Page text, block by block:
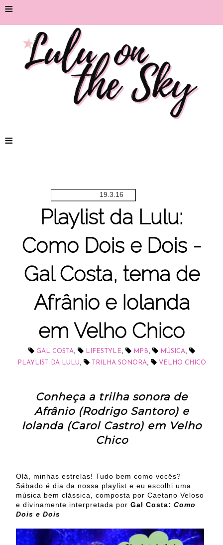
≡
≡
19.3.16
Playlist da Lulu:
Como Dois e Dois -
Gal Costa, tema de
Afrânio e Iolanda
em Velho Chico
GAL COSTA, LIFESTYLE, MPB, MÚSICA,
PLAYLIST DA LULU, TRILHA SONORA, VELHO CHICO
Conheça a trilha sonora de
Afrânio (Rodrigo Santoro) e
Iolanda (Carol Castro) em Velho
Chico
Olá, minhas estrelas! Tudo bem como vocês?
Sábado é dia da nossa playlist e eu escolhi uma
música bem clássica, composta por Caetano Veloso
e divinamente interpretada por Gal Costa: Como
Dois e Dois